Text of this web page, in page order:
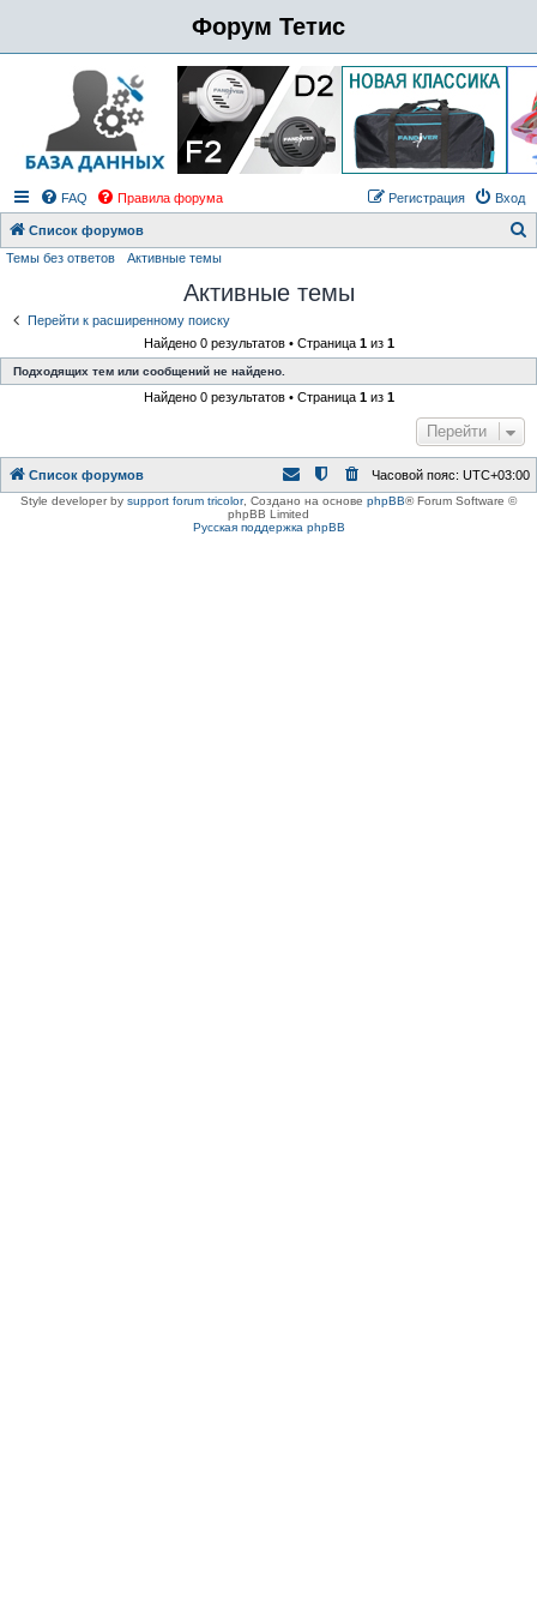
Форум Тетис
FAQ Правила форума Вход
Регистрация
Список форумов
Темы без ответов Активные темы
Активные темы
Перейти к расширенному поиску
Найдено 0 результатов • Страница 1из 1
Подходящих тем или сообщений не найдено.
Найдено 0 результатов • Страница 1из 1
Перейти
Список форумов Часовой пояс: UTC+03:00
Style developer by support forum tricolor, Создано на основе phpBB® Forum Software ©
phpBB Limited
Русская поддержка phpBB